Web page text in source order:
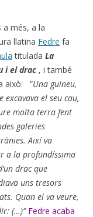
a més, a la
llatina Fedre fa
titulada La
i el drac , i també
això: “Una guineu,
excavava el seu cau,
molta terra fent
galeries
Així va
a la profundíssima
drac que
uns tresors
Quan el va veure,
(…)” Fedre acaba